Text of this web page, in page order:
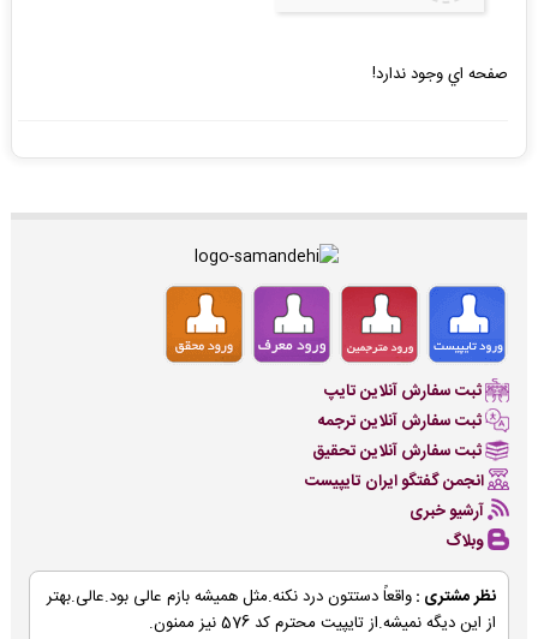
صفحه اي وجود ندارد!
ثبت سفارش آنلاین تایپ
ثبت سفارش آنلاین ترجمه
ثبت سفارش آنلاین تحقیق
انجمن گفتگو ایران تایپیست
آرشیو خبری
وبلاگ
نظر مشتری :واقعاً دستتون درد نکنه.مثل همیشه بازم عالی بود.عالی.بهتر
از این دیگه نمیشه.از تایپیت محترم کد 576 نیز ممنون.